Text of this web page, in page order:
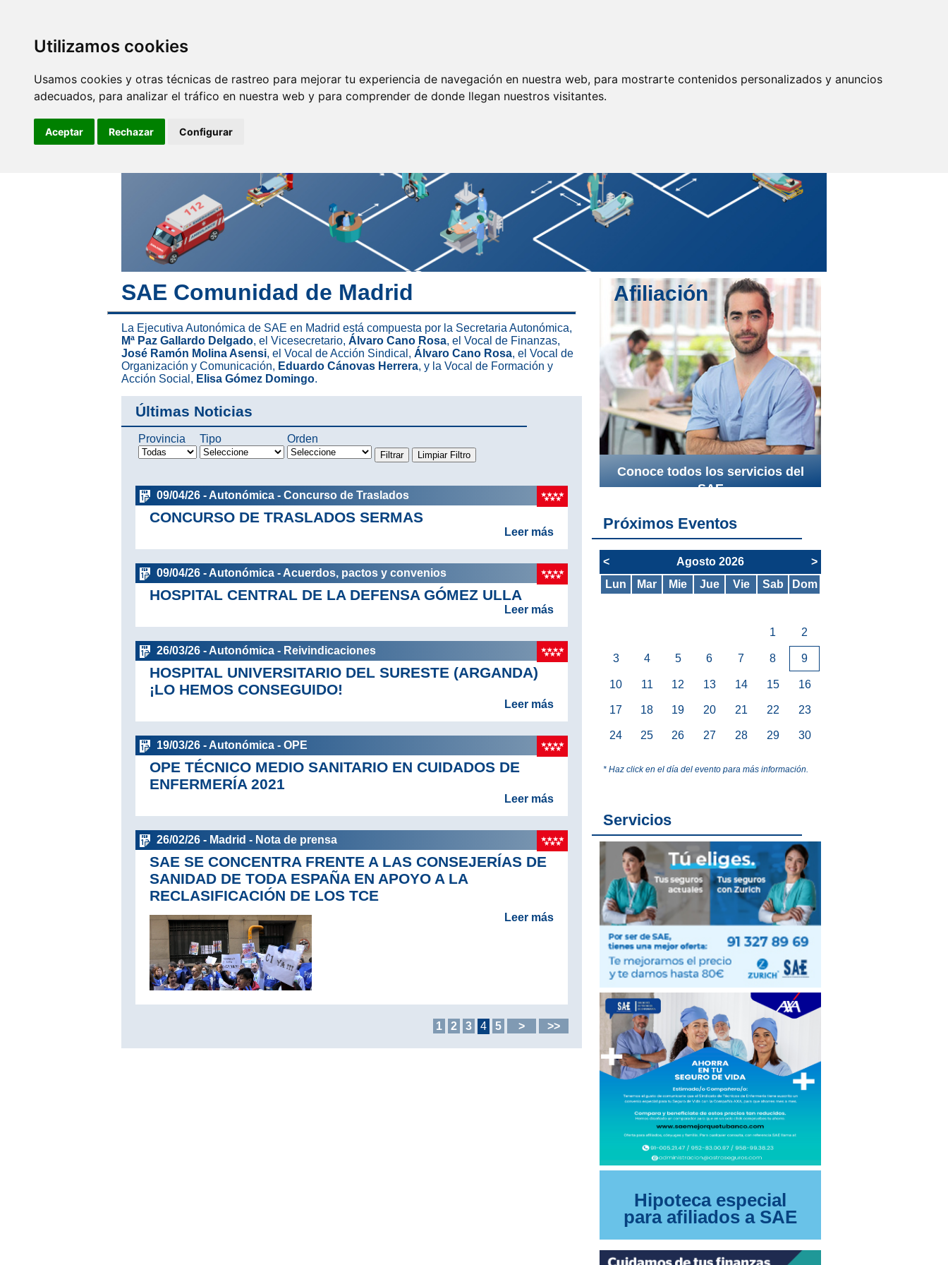
Utilizamos cookies
Usamos cookies y otras técnicas de rastreo para mejorar tu experiencia de navegación en nuestra web, para mostrarte contenidos personalizados y anuncios
adecuados, para analizar el tráfico en nuestra web y para comprender de donde llegan nuestros visitantes.
Aceptar Rechazar Configurar
la enfermería
SAE Comunidad de Madrid
La Ejecutiva Autonómica de SAE en Madrid está compuesta por la Secretaria Autonómica,
Mª Paz Gallardo Delgado, el Vicesecretario, Álvaro Cano Rosa, el Vocal de Finanzas,
José Ramón Molina Asensi, el Vocal de Acción Sindical, Álvaro Cano Rosa, el Vocal de
Organización y Comunicación, Eduardo Cánovas Herrera, y la Vocal de Formación y
Acción Social, Elisa Gómez Domingo.
Últimas Noticias
Provincia Tipo Orden
09/04/26 - Autonómica - Concurso de Traslados
CONCURSO DE TRASLADOS SERMAS
Leer más
09/04/26 - Autonómica - Acuerdos, pactos y convenios
HOSPITAL CENTRAL DE LA DEFENSA GÓMEZ ULLA
Leer más
26/03/26 - Autonómica - Reivindicaciones
HOSPITAL UNIVERSITARIO DEL SURESTE (ARGANDA)
¡LO HEMOS CONSEGUIDO!
Leer más
19/03/26 - Autonómica - OPE
OPE TÉCNICO MEDIO SANITARIO EN CUIDADOS DE
ENFERMERÍA 2021
Leer más
26/02/26 - Madrid - Nota de prensa
SAE SE CONCENTRA FRENTE A LAS CONSEJERÍAS DE
SANIDAD DE TODA ESPAÑA EN APOYO A LA
RECLASIFICACIÓN DE LOS TCE
Leer más
1 2 3 4 5 > >>
Afiliación
Conoce todos los servicios del
SAE
Próximos Eventos
< Agosto 2026
>
Lun
Mar Mie Jue Vie Sab Dom
1 2
3 4 5 6 7 8 9
10 11 12 13 14 15 16
17 18 19 20 21 22 23
24 25 26 27 28 29 30
* Haz click en el día del evento para más información.
Servicios
Hipoteca especial
para afiliados a SAE